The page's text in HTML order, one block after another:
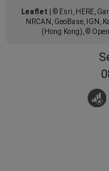
Leaflet
© Esri, HERE,
NRCAN, GeoBase, IGN,
(Hong Kong), ©